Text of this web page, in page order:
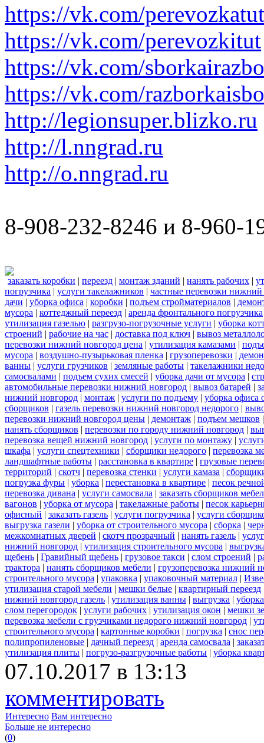
https://vk.com/perevozkatut
https://vk.com/perevozkitut
https://vk.com/
https://vk.com/
http://legionsuper.blizko.ru
http://l.nngrad.ru
http://o.nngrad.ru
8-908-232-8246 и 8-960-
заказать коробки | переезд | монтаж зданий | нанять рабочих |
погрузчика | услуги такелажников | частные перевозки нижний
дачи | уборка офиса | коробки | подъем стройматериалов |
мусора | коттеджный переезд | аренда фронтального погрузчика
утилизация газелью | разгрузо-погрузочные услуги | уборка
строений | рабочие на час | доставка под ключ | вывоз
перевозки нижний новгород цена | утилизация камазами |
мусора | воздушно-пузырьковая пленка | грузоперевозки |
ванны | услуги грузчиков | земляные работы | такелажники
самосвалами | подъем сухих смесей | уборка дачи от мусора |
автомобильные перевозки нижний новгород | вывоз батарей |
нижний новгород | монтаж | услуги по подъему | уборка офиса
сборщиков | газель перевозки нижний новгород недорого |
перевозки нижний новгород цены | демонтаж | подъем мешков
нанять сборщиков | перевозки по городу нижний новгород |
перевозка вещей нижний новгород | услуги по монтажу |
шкафа | услуги спецтехники | сборщики недорого | перевозка
ландшафтные работы | расстановка в квартире | грузовые
территорий | скотч | перевозка стенки | услуги камаза |
погрузка фуры | уборка | перестановка в квартире | песок
перевозка дивана | услуги самосвала | заказать сборщиков
вагонов | уборка от мусора | такелажные работы | песок
офисный | заказать газель | услуги погрузчика | услуги
выгрузка газели | уборка от строительного мусора | сборка |
межкомнатных дверей | скотч прозрачный | нанять газель |
нижний новгород | утилизация строительного мусора |
щебень | Гравийный щебень | грузовое такси | слом строений |
трактора | нанять сборщиков мебели | грузоперевозка нижний
строительного мусора | упаковка | упаковочный материал |
утилизация старой мебели | мешки белые | квартирный переезд
нижний новгород газель | утилизация ванны | выгрузка |
слом перегородок | услуги рабочих | утилизация окон | мешки
перевозка мебели с грузчиками недорого нижний новгород |
строительного мусора | картонные коробки | погрузка | снос
полипропиленовые | дачный переезд | аренда самосвала |
утилизация плиты | погрузо-разгрузочные работы | уборка
07.10.2017 в 13:13
комментировать
Интересно Вам интересно
Больше не интересно
(0)